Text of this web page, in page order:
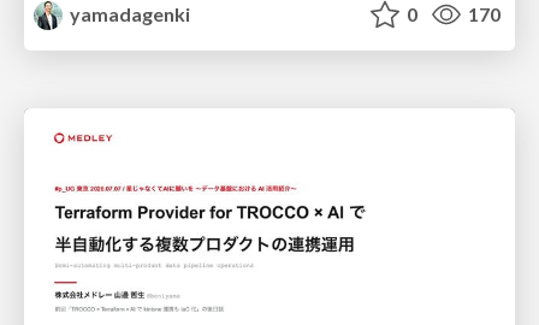
yamadagenki
0 170